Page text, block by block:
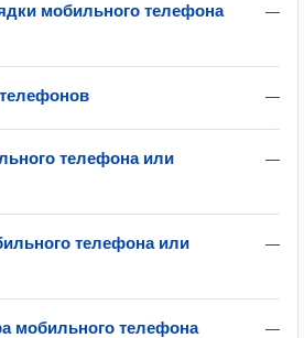
—
мобильного телефона
—
—
телефона или
—
телефона или
—
мобильного телефона